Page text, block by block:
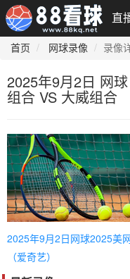
直
首页 网球录像 录像
2025年9月2日 网
组合 VS 大威组合
2025年9月2日网球2025美
（爱奇艺）